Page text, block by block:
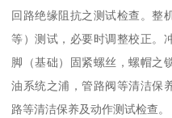
回路绝缘阻抗之测试检查。整
等）测试，必要时调整校正。
脚（基础）固紧螺丝，螺帽之
油系统之浦，管路阀等清洁保
路等清洁保养及动作测试检查。